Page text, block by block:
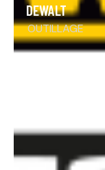
DEWALT
OUTILLAGE